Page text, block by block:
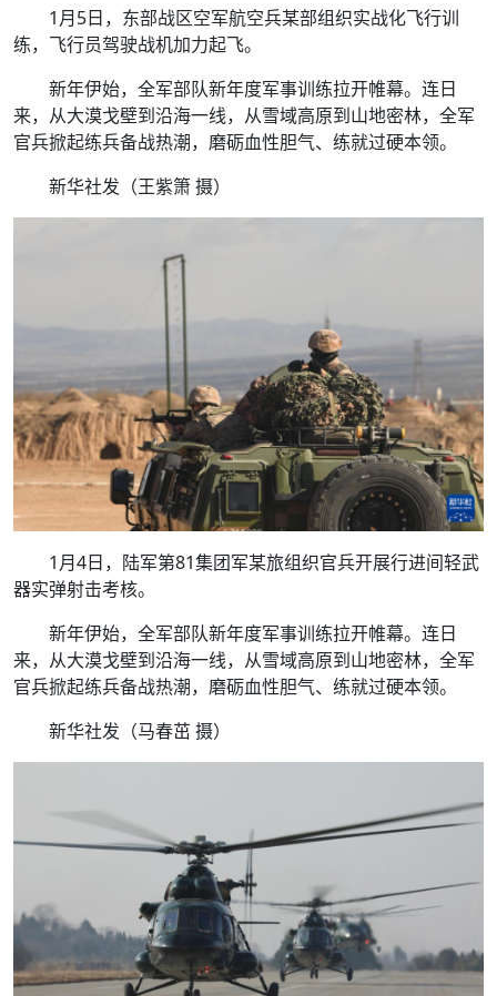
1月5日，东部战区空军航空兵某部组织实战化飞行训
练，飞行员驾驶战机加力起飞。
新年伊始，全军部队新年度军事训练拉开帷幕。连日
来，从大漠戈壁到沿海一线，从雪域高原到山地密林，全军
官兵掀起练兵备战热潮，磨砺血性胆气、练就过硬本领。
新华社发（王紫箫 摄）
1月4日，陆军第81集团军某旅组织官兵开展行进间轻武
器实弹射击考核。
新年伊始，全军部队新年度军事训练拉开帷幕。连日
来，从大漠戈壁到沿海一线，从雪域高原到山地密林，全军
官兵掀起练兵备战热潮，磨砺血性胆气、练就过硬本领。
新华社发（马春茁 摄）